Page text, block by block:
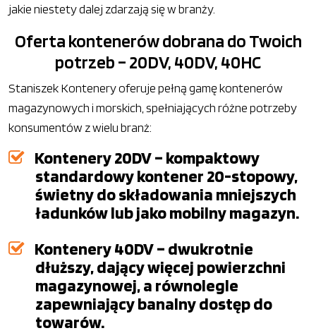
jakie niestety dalej zdarzają się w branży.
Oferta kontenerów dobrana do Twoich
potrzeb – 20DV, 40DV, 40HC
Staniszek Kontenery oferuje pełną gamę kontenerów
magazynowych i morskich, spełniających różne potrzeby
konsumentów z wielu branż:
Kontenery 20DV – kompaktowy
standardowy kontener 20-stopowy,
świetny do składowania mniejszych
ładunków lub jako mobilny magazyn.
Kontenery 40DV – dwukrotnie
dłuższy, dający więcej powierzchni
magazynowej, a równolegle
zapewniający banalny dostęp do
towarów.